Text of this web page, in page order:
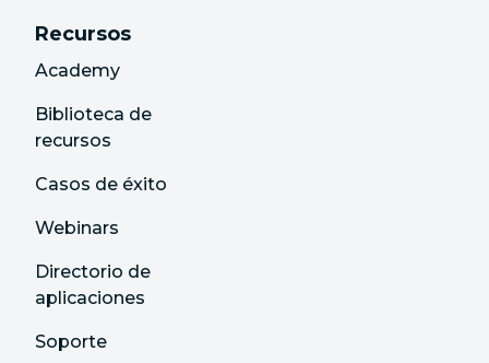
Recursos
Academy
Biblioteca de
recursos
Casos de éxito
Webinars
Directorio de
aplicaciones
Soporte